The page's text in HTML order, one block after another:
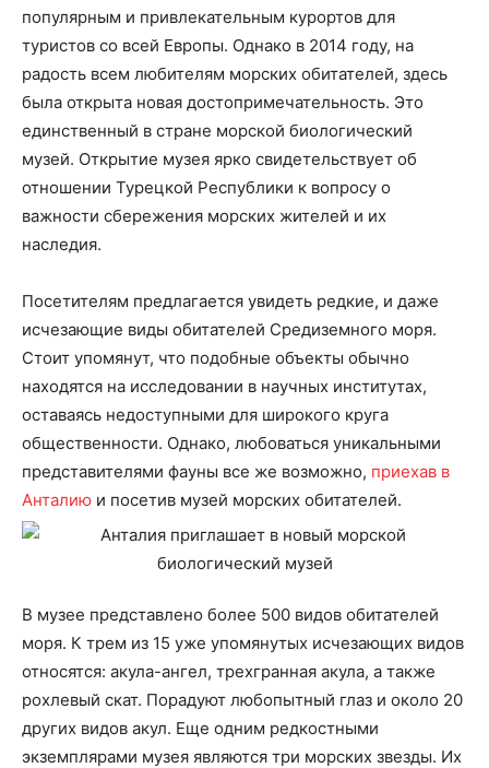
популярным и привлекательным курортов для
туристов со всей Европы. Однако в 2014 году, на
радость всем любителям морских обитателей, здесь
была открыта новая достопримечательность. Это
единственный в стране морской биологический
музей. Открытие музея ярко свидетельствует об
отношении Турецкой Республики к вопросу о
важности сбережения морских жителей и их
наследия.
Посетителям предлагается увидеть редкие, и даже
исчезающие виды обитателей Средиземного моря.
Стоит упомянут, что подобные объекты обычно
находятся на исследовании в научных институтах,
оставаясь недоступными для широкого круга
общественности. Однако, любоваться уникальными
представителями фауны все же возможно, приехав в
Анталию и посетив музей морских обитателей.
В музее представлено более 500 видов обитателей
моря. К трем из 15 уже упомянутых исчезающих видов
относятся: акула-ангел, трехгранная акула, а также
рохлевый скат. Порадуют любопытный глаз и около 20
других видов акул. Еще одним редкостными
экземплярами музея являются три морских звезды. Их